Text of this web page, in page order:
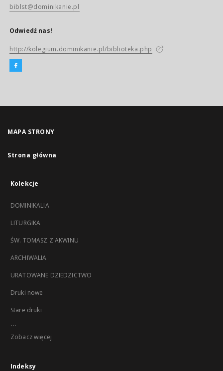
biblst@dominikanie.pl
Odwiedź nas!
http://kolegium.dominikanie.pl/biblioteka.php
MAPA STRONY
Strona główna
Kolekcje
DOMINIKALIA
LITURGIKA
ŚW. TOMASZ Z AKWINU
ARCHIWALIA
URATOWANE DZIEDZICTWO
Druki nowe
Stare druki
...
Zobacz więcej
Indeksy